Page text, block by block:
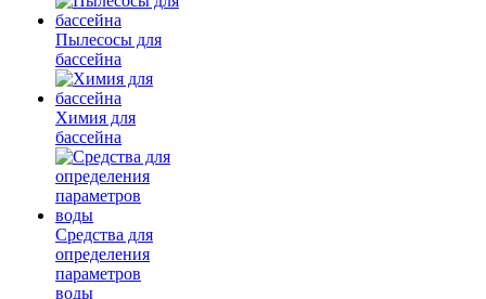
Пылесосы для
бассейна
Химия для
бассейна
Средства для
определения
параметров
воды